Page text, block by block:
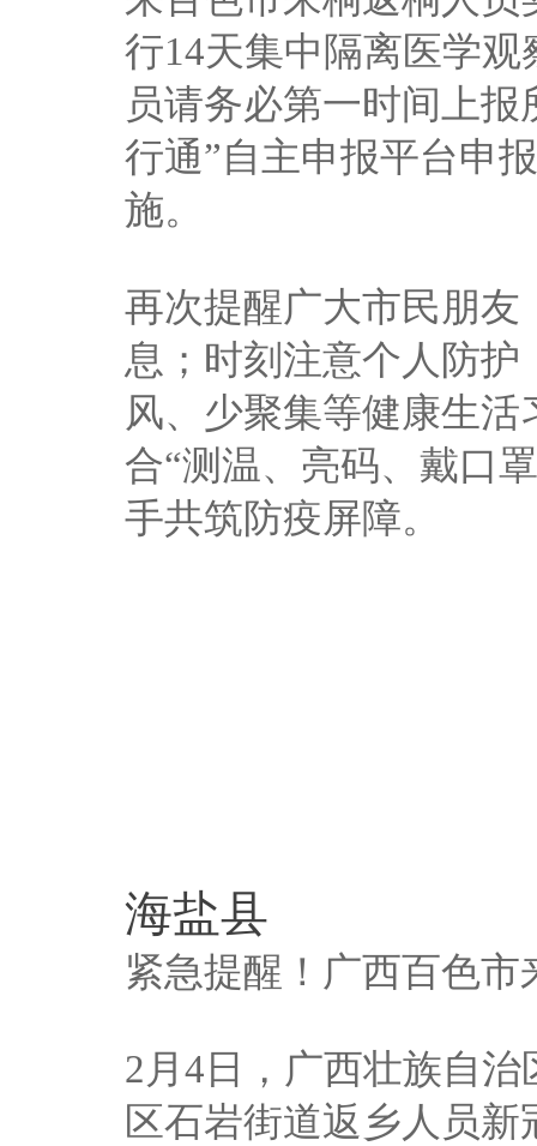
行14天集中隔离医学
员请务必第一时间上
行通”自主申报平台申
施。
再次提醒广大市民朋
息；时刻注意个人防
风、少聚集等健康生
合“测温、亮码、戴口
手共筑防疫屏障。
海盐县
紧急提醒！广西百色
2月4日，广西壮族自
区石岩街道返乡人员